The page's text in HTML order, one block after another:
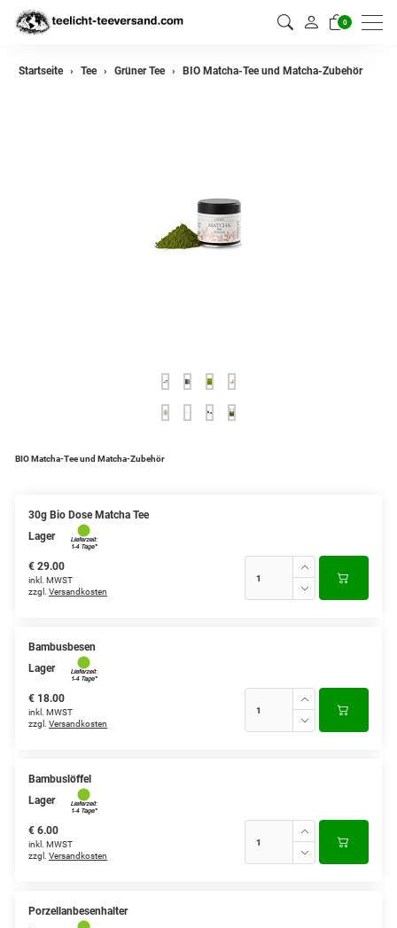
0
zurück
Verschiedene Anbaugebiete
Rooibos Tee
Aromatisierter Grüntee
Aromatisierter Schwarztee
Startseite Tee Grüner Tee BIO Matcha-Tee und Matcha-Zubehör
BIO Matcha-Tee und Matcha-Zubehör
30g Bio Dose Matcha Tee
Lager
€ 29.00
inkl. MWST
zzgl. Versandkosten
Bambusbesen
Lager
€ 18.00
inkl. MWST
zzgl. Versandkosten
Bambuslöffel
Lager
€ 6.00
inkl. MWST
zzgl. Versandkosten
Porzellanbesenhalter